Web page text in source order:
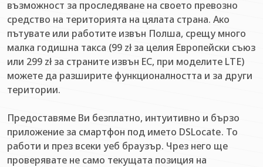
възможност за проследяване на своето превозно
средство на територията на цялата страна. Ако
пътувате или работите извън Полша, срещу много
малка годишна такса (99 zł за целия Европейски съюз
или 299 zł за страните извън ЕС, при моделите LTE)
можете да разширите функционалността и за други
територии.
Предоставяме Ви безплатно, интуитивно и бързо
приложение за смартфон под името DSLocate. То
работи и през всеки уеб браузър. Чрез него ще
проверявате не само текущата позиция на